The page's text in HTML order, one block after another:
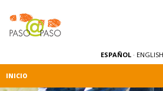
ESPAÑOL · ENGLISH
INICIO